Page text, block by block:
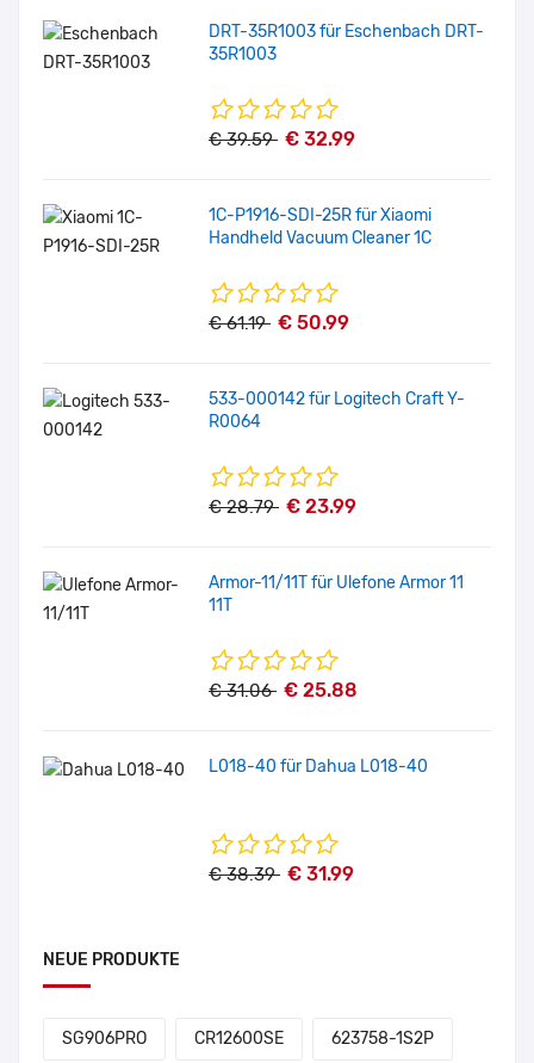
DRT-35R1003 für Eschenbach DRT-
35R1003
€ 39.59 € 32.99
1C-P1916-SDI-25R für Xiaomi
Handheld Vacuum Cleaner 1C
€ 61.19 € 50.99
533-000142 für Logitech Craft Y-
R0064
€ 28.79 € 23.99
Armor-11/11T für Ulefone Armor 11
11T
€ 31.06 € 25.88
L018-40 für Dahua L018-40
€ 38.39 € 31.99
NEUE PRODUKTE
SG906PRO CR12600SE 623758-1S2P